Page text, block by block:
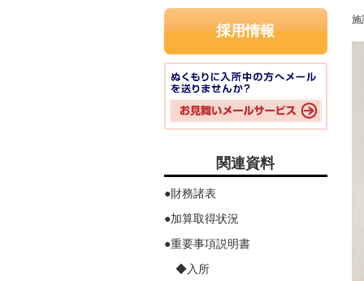
施
採用情報
関連資料
●財務諸表
●加算取得状況
●重要事項説明書
◆入所